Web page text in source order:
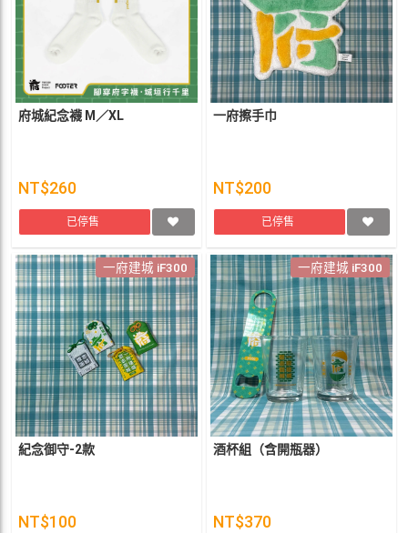
府城紀念襪 M／XL
NT$260
已停售
一府擦手巾
NT$200
已停售
一府建城 iF300
紀念御守-2款
NT$100
一府建城 iF300
酒杯組（含開瓶器）
NT$370